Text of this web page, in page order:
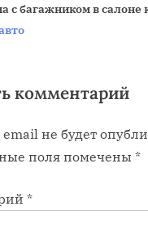
с багажником в салоне
комментарий
не будет
поля помечены *
*